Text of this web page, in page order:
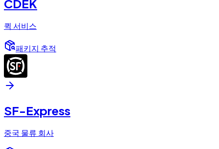
CDEK
퀵 서비스
패키지 추적
SF-Express
중국 물류 회사